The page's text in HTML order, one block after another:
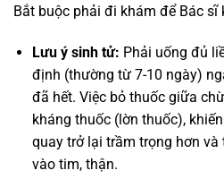
Bắt buộc phải đi khám để Bác sĩ
Lưu ý sinh tử: Phải uống đủ
định (thường từ 7-10 ngày)
đã hết. Việc bỏ thuốc giữa
kháng thuốc (lờn thuốc),
quay trở lại trầm trọng hơn
vào tim, thận.